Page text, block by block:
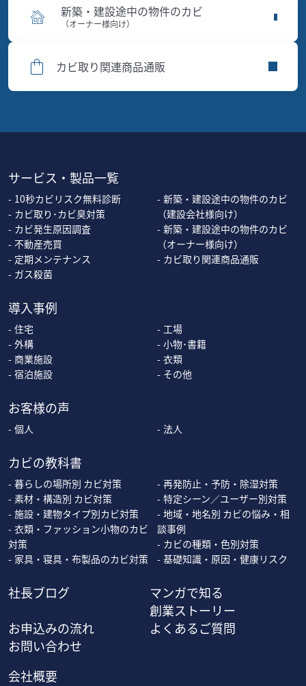
新築・建設途中の物件のカビ
（オーナー様向け）
カビ取り関連商品通販
サービス・製品一覧
10秒カビリスク無料診断
カビ取り･カビ臭対策
カビ発生原因調査
不動産売買
定期メンテナンス
ガス殺菌
新築・建設途中の物件のカビ
（建設会社様向け）
新築・建設途中の物件のカビ
（オーナー様向け）
カビ取り関連商品通販
お客様の声
個人 法人
導入事例
住宅
外構
商業施設
宿泊施設
工場
小物･書籍
衣類
その他
カビの教科書
暮らしの場所別 カビ対策
素材・構造別 カビ対策
施設・建物タイプ別カビ対策
衣類・ファッション小物のカビ
対策
家具・寝具・布製品のカビ対策
再発防止・予防・除湿対策
特定シーン／ユーザー別対策
地域・地名別 カビの悩み・相
談事例
カビの種類・色別対策
基礎知識・原因・健康リスク
社長ブログ
マンガで知る
創業ストーリー
お申込みの流れ
よくあるご質問
お問い合わせ
会社概要